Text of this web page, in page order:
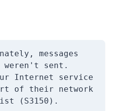
messages
weren't sent.
Internet service
of their network